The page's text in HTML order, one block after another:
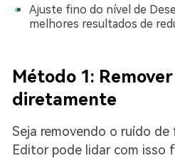
Ajuste fino do nível de
melhores resultados de
Método 1:
diretamente
Seja removendo o ruído
Editor pode lidar com isso